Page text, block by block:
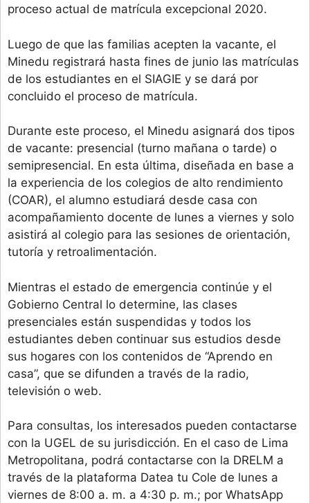
proceso actual de matrícula excepcional 2020.
Luego de que las familias acepten la vacante, el
Minedu registrará hasta fines de junio las matrículas
de los estudiantes en el SIAGIE y se dará por
concluido el proceso de matrícula.
Durante este proceso, el Minedu asignará dos tipos
de vacante: presencial (turno mañana o tarde) o
semipresencial. En esta última, diseñada en base a
la experiencia de los colegios de alto rendimiento
(COAR), el alumno estudiará desde casa con
acompañamiento docente de lunes a viernes y solo
asistirá al colegio para las sesiones de orientación,
tutoría y retroalimentación.
Mientras el estado de emergencia continúe y el
Gobierno Central lo determine, las clases
presenciales están suspendidas y todos los
estudiantes deben continuar sus estudios desde
sus hogares con los contenidos de “Aprendo en
casa”, que se difunden a través de la radio,
televisión o web.
Para consultas, los interesados pueden contactarse
con la UGEL de su jurisdicción. En el caso de Lima
Metropolitana, podrá contactarse con la DRELM a
través de la plataforma Datea tu Cole de lunes a
viernes de 8:00 a. m. a 4:30 p. m.; por WhatsApp